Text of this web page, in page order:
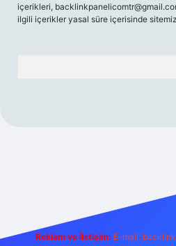
içerikleri,
ilgili içerikler yasal süre içerisinde
Reklam ve İletişim: E-mail: